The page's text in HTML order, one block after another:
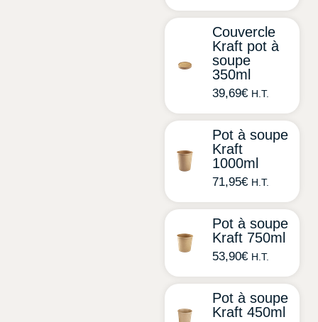
Couvercle
Kraft pot à
soupe
350ml
39,69€ H.T.
Pot à soupe
Kraft
1000ml
71,95€ H.T.
Pot à soupe
Kraft 750ml
53,90€ H.T.
Pot à soupe
Kraft 450ml